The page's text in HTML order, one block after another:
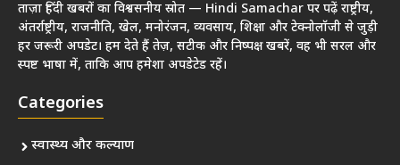
ताज़ा हिंदी खबरों का विश्वसनीय स्रोत — Hindi Samachar पर पढ़ें राष्ट्रीय,
अंतर्राष्ट्रीय, राजनीति, खेल, मनोरंजन, व्यवसाय, शिक्षा और टेक्नोलॉजी से जुड़ी
हर जरूरी अपडेट। हम देते हैं तेज़, सटीक और निष्पक्ष खबरें, वह भी सरल और
स्पष्ट भाषा में, ताकि आप हमेशा अपडेटेड रहें।
Categories
स्वास्थ्य और कल्याण